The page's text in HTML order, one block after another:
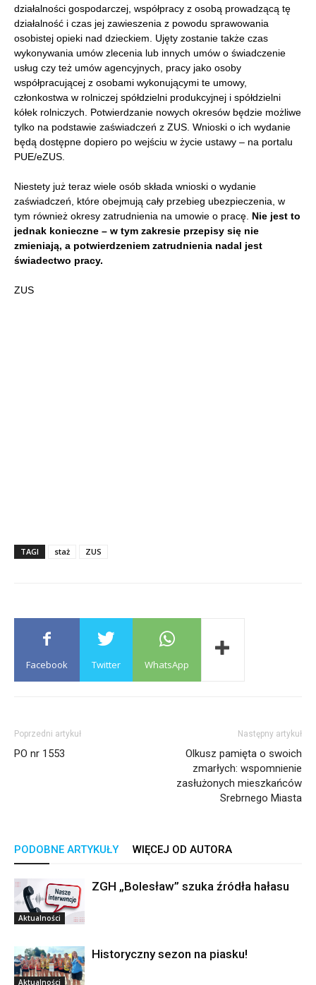
działalności gospodarczej, współpracy z osobą prowadzącą tę
działalność i czas jej zawieszenia z powodu sprawowania
osobistej opieki nad dzieckiem. Ujęty zostanie także czas
wykonywania umów zlecenia lub innych umów o świadczenie
usług czy też umów agencyjnych, pracy jako osoby
współpracującej z osobami wykonującymi te umowy,
członkostwa w rolniczej spółdzielni produkcyjnej i spółdzielni
kółek rolniczych. Potwierdzanie nowych okresów będzie możliwe
tylko na podstawie zaświadczeń z ZUS. Wnioski o ich wydanie
będą dostępne dopiero po wejściu w życie ustawy – na portalu
PUE/eZUS.
Niestety już teraz wiele osób składa wnioski o wydanie
zaświadczeń, które obejmują cały przebieg ubezpieczenia, w
tym również okresy zatrudnienia na umowie o pracę. Nie jest to
jednak konieczne – w tym zakresie przepisy się nie
zmieniają, a potwierdzeniem zatrudnienia nadal jest
świadectwo pracy.
ZUS
TAGI staż ZUS
Facebook Twitter WhatsApp
Poprzedni artykuł
PO nr 1553
Następny artykuł
Olkusz pamięta o swoich
zmarłych: wspomnienie
zasłużonych mieszkańców
Srebrnego Miasta
PODOBNE ARTYKUŁY WIĘCEJ OD AUTORA
Aktualności
ZGH „Bolesław” szuka źródła hałasu
Aktualności
Historyczny sezon na piasku!